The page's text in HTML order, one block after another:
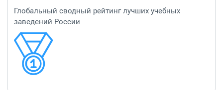
Глобальный сводный рейтинг лучших учебных
заведений России